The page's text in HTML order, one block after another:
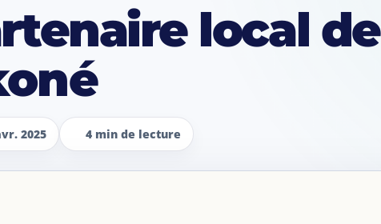
local de
2025 4 min de lecture